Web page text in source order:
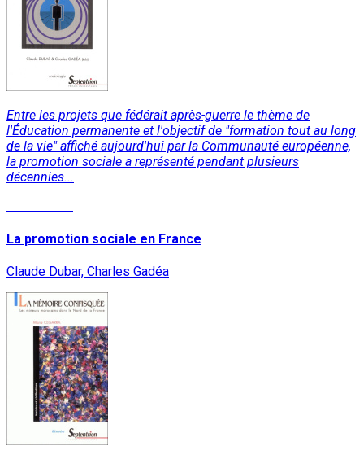
Entre les projets que fédérait après-guerre le thème de
l'Éducation permanente et l'objectif de "formation tout au long
de la vie" affiché aujourd'hui par la Communauté européenne,
la promotion sociale a représenté pendant plusieurs
décennies...
La promotion sociale en France
Claude Dubar, Charles Gadéa